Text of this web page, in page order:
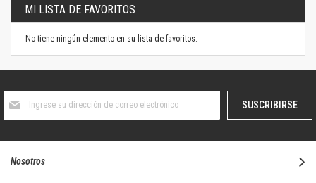
MI LISTA DE FAVORITOS
No tiene ningún elemento en su lista de favoritos.
boletín
SUSCRIBIRSE
Nosotros